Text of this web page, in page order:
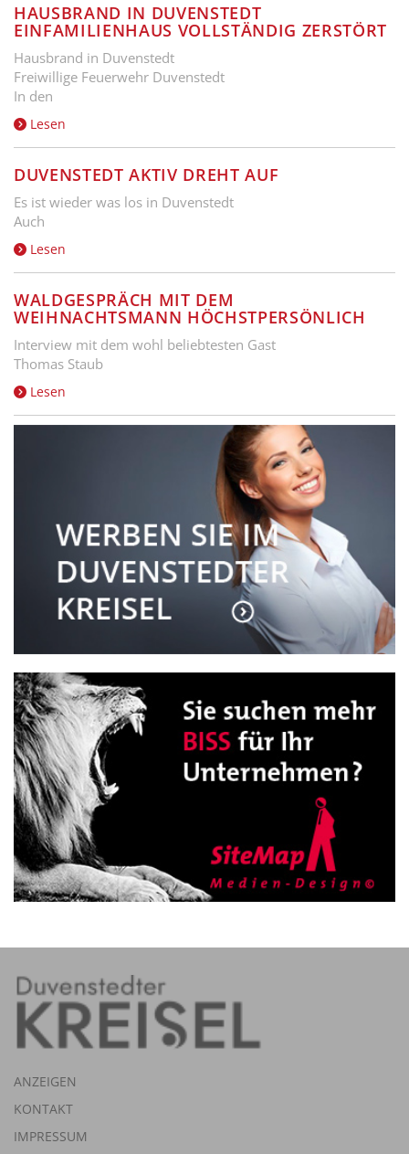
HAUSBRAND IN DUVENSTEDT
EINFAMILIENHAUS VOLLSTÄNDIG ZERSTÖRT
Hausbrand in Duvenstedt
Freiwillige Feuerwehr Duvenstedt
In den
Lesen
DUVENSTEDT AKTIV DREHT AUF
Es ist wieder was los in Duvenstedt
Auch
Lesen
WALDGESPRÄCH MIT DEM
WEIHNACHTSMANN HÖCHSTPERSÖNLICH
Interview mit dem wohl beliebtesten Gast
Thomas Staub
Lesen
ANZEIGEN
KONTAKT
IMPRESSUM